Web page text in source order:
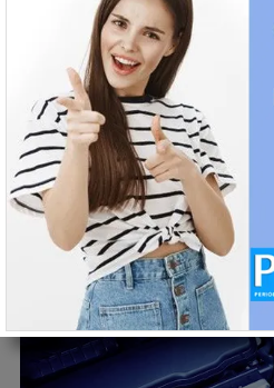
Todo lo que
adquirir
desguaces
Ezequiel Fernández
Economía - Empresas
15/01/2025